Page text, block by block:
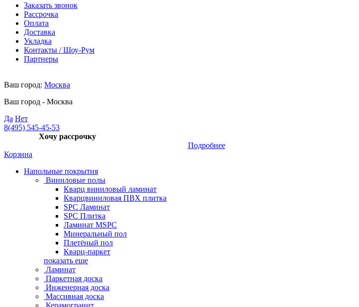
Заказать звонок
Рассрочка
Оплата
Доставка
Укладка
Контакты / Шоу-Рум
Партнеры
Ваш город: Москва
Ваш город - Москва
Да Нет
8(495) 545-45-53
Хочу рассрочку
Подробнее
Корзина
Напольные покрытия
Виниловые полы
Кварц виниловый ламинат
Кварцвиниловая ПВХ плитка
SPC Ламинат
SPC Плитка
Ламинат MSPC
Минеральный пол
Плетёный пол
Кварц-паркет
показать еще
Ламинат
Паркетная доска
Инженерная доска
Массивная доска
Керамогранит